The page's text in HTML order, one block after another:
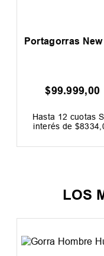
Portagorras New
$99.999,00
Hasta 12 cuotas
interés de $8334
LOS